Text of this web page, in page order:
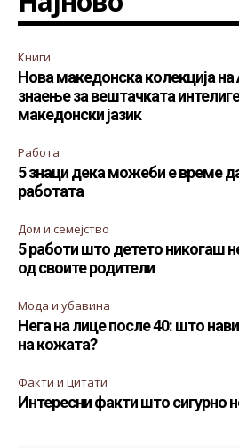
Книги
Нова македонска колекција на
знаење за вештачката
македонски јазик
Работа
5 знаци дека можеби е време
работата
Дом и семејство
5 работи што детето никогаш
од своите родители
Мода и убавина
Нега на лице после 40: што
на кожата?
Факти и цитати
Интересни факти што сигурно